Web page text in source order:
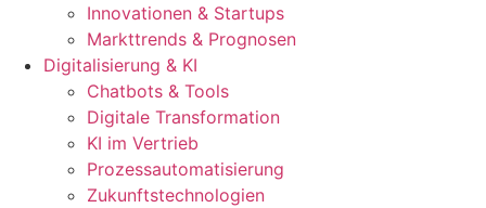
Innovationen & Startups
Markttrends & Prognosen
Digitalisierung & KI
Chatbots & Tools
Digitale Transformation
KI im Vertrieb
Prozessautomatisierung
Zukunftstechnologien